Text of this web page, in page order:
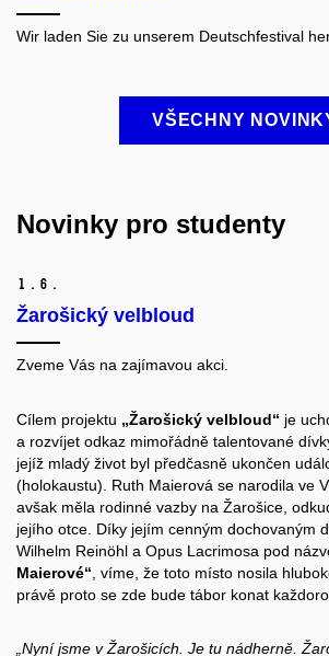
Wir laden Sie zu unserem Deutschfestival
VŠECHNY
Novinky pro studenty
1. 6.
Žarošický velbloud
Zveme Vás na zajímavou akci.
Cílem projektu „Žarošický velbloud“ je
a rozvíjet odkaz mimořádně talentované
jejíž mladý život byl předčasně ukončen
(holokaustu). Ruth Maierová se narodila ve
avšak měla rodinné vazby na Žarošice,
jejího otce. Díky jejím cenným dochovaným
Wilhelm Reinöhl a Opus Lacrimosa pod
Maierové“ , víme, že toto místo nosila
právě proto se zde bude tábor konat
„Nyní jsme v Žarošicích. Je tu nádherně.